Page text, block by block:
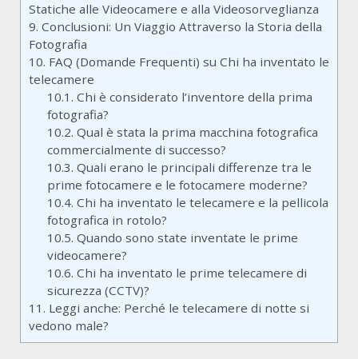
Statiche alle Videocamere e alla Videosorveglianza
9. Conclusioni: Un Viaggio Attraverso la Storia della
Fotografia
10. FAQ (Domande Frequenti) su Chi ha inventato le
telecamere
10.1. Chi è considerato l’inventore della prima
fotografia?
10.2. Qual è stata la prima macchina fotografica
commercialmente di successo?
10.3. Quali erano le principali differenze tra le
prime fotocamere e le fotocamere moderne?
10.4. Chi ha inventato le telecamere e la pellicola
fotografica in rotolo?
10.5. Quando sono state inventate le prime
videocamere?
10.6. Chi ha inventato le prime telecamere di
sicurezza (CCTV)?
11. Leggi anche: Perché le telecamere di notte si
vedono male?